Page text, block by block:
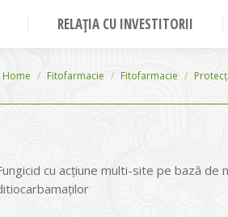
RELAȚIA CU INVESTITORII
You are here:
Home Fitofarmacie Fitofarmacie
cu acţiune multi-site pe bază de